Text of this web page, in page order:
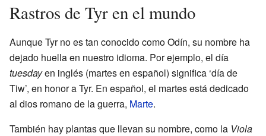
Rastros de Tyr en el mundo
Aunque Tyr no es tan conocido como Odín, su nombre ha
dejado huella en nuestro idioma. Por ejemplo, el día
tuesdayen inglés (martes en español) significa ‘día de
Tiw’, en honor a Tyr. En español, el martes está dedicado
al dios romano de la guerra, Marte.
También hay plantas que llevan su nombre, como la Viola